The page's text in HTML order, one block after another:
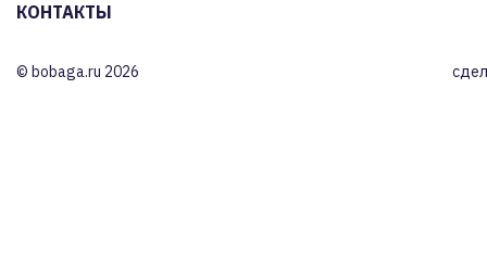
КОНТАКТЫ
© bobaga.ru 2026